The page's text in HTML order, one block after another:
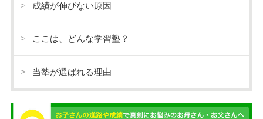
成績が伸びない原因
ここは、どんな学習塾？
当塾が選ばれる理由